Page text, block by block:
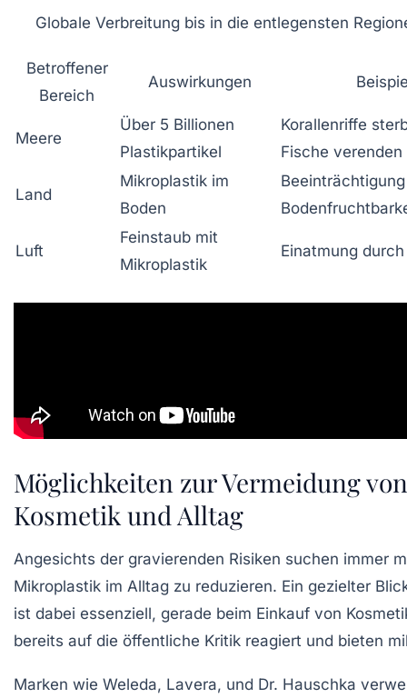
Globale Verbreitung bis in die entlegensten
Betroffener
Bereich
Auswirkungen
Meere
Über 5 Billionen
Plastikpartikel
Korallenriffe
Fische verenden
Land
Mikroplastik im
Boden
Luft
Feinstaub mit
Mikroplastik
Einatmung
Möglichkeiten zur Vermeidung
Kosmetik und Alltag
Angesichts der gravierenden Risiken suchen immer
Mikroplastik im Alltag zu reduzieren. Ein gezielter
ist dabei essenziell, gerade beim Einkauf von
bereits auf die öffentliche Kritik reagiert und bieten
Marken wie Weleda, Lavera, und Dr. Hauschka